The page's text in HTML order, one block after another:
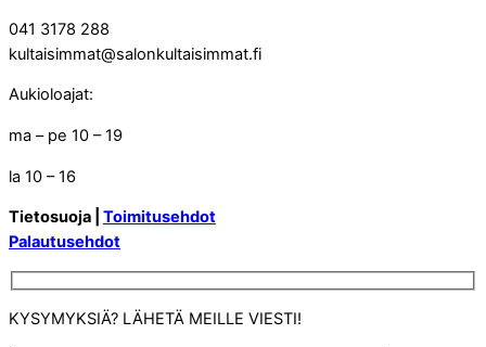
041 3178 288
kultaisimmat@salonkultaisimmat.fi
Aukioloajat:
ma – pe 10 – 19
la 10 – 16
Tietosuoja | Toimitusehdot
Palautusehdot
KYSYMYKSIÄ? LÄHETÄ MEILLE VIESTI!